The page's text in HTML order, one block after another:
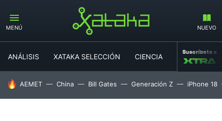
MENÚ NUEVO
ANÁLISIS XATAKA SELECCIÓN CIENCIA MOVILIDAD
Suscríbete a
HOY SE HABLA DE
AEMET China Bill Gates Generación Z iPhone 18